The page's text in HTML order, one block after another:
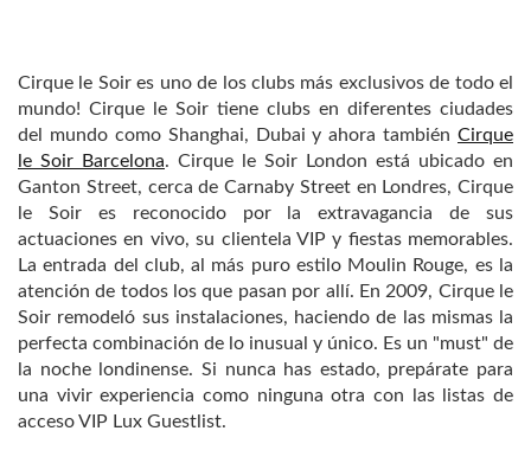
Cirque le Soir es uno de los clubs más exclusivos de todo el
mundo! Cirque le Soir tiene clubs en diferentes ciudades
del mundo como Shanghai, Dubai y ahora también Cirque
le Soir Barcelona. Cirque le Soir London está ubicado en
Ganton Street, cerca de Carnaby Street en Londres, Cirque
le Soir es reconocido por la extravagancia de sus
actuaciones en vivo, su clientela VIP y fiestas memorables.
La entrada del club, al más puro estilo Moulin Rouge, es la
atención de todos los que pasan por allí. En 2009, Cirque le
Soir remodeló sus instalaciones, haciendo de las mismas la
perfecta combinación de lo inusual y único. Es un "must" de
la noche londinense. Si nunca has estado, prepárate para
una vivir experiencia como ninguna otra con las listas de
acceso VIP Lux Guestlist.